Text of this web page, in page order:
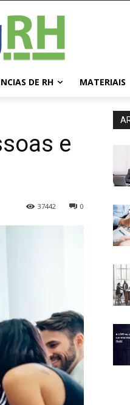
DE RH MATERIAIS
e
0
37442